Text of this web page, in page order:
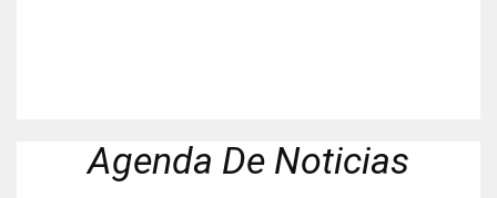
Agenda De Noticias